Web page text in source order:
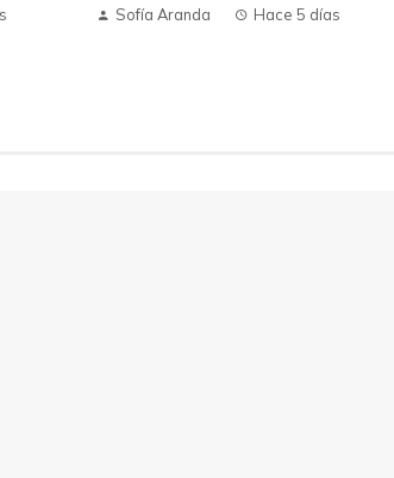
Sofía Aranda Hace 5 días